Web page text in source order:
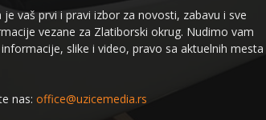
je vaš prvi i pravi izbor za novosti, zabavu i sve
vezane za Zlatiborski okrug. Nudimo vam
slike i video, pravo sa aktuelnih mesta
nas: office@uzicemedia.rs